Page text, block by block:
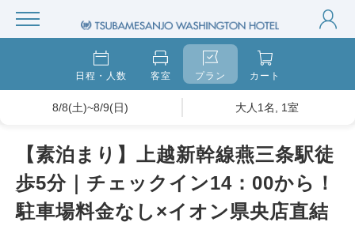
日程・人数 客室 プラン カート
8/8(土)~8/9(日) 大人1名, 1室
【素泊まり】上越新幹線燕三条駅徒
歩5分｜チェックイン14：00から！
駐車場料金なし×イオン県央店直結